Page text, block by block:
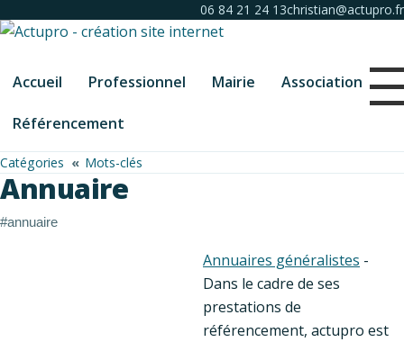
06 84 21 24 13christian@actupro.fr
Accueil Professionnel Mairie Association
Référencement
Catégories Mots-clés
Annuaire
#annuaire
Annuaires généralistes -
Dans le cadre de ses
prestations de
référencement, actupro est